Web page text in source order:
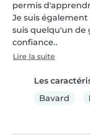
permis
Je suis également
suis quelqu'un de
confiance..
Lire la suite
Les
Bavard